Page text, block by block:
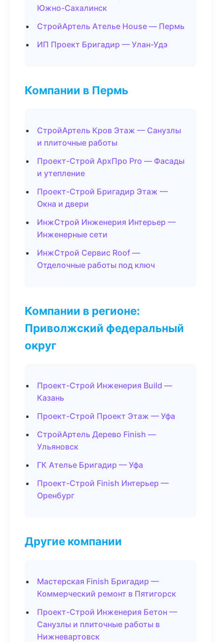
Южно-Сахалинск
СтройАртель Ателье House — Пермь
ИП Проект Бригадир — Улан-Удэ
Компании в Пермь
СтройАртель Кров Этаж — Санузлы
и плиточные работы
Проект-Строй АрхПро Pro — Фасады
и утепление
Проект-Строй Бригадир Этаж —
Окна и двери
ИнжСтрой Инженерия Интерьер —
Инженерные сети
ИнжСтрой Сервис Roof —
Отделочные работы под ключ
Компании в регионе:
Приволжский федеральный
округ
Проект-Строй Инженерия Build —
Казань
Проект-Строй Проект Этаж — Уфа
СтройАртель Дерево Finish —
Ульяновск
ГК Ателье Бригадир — Уфа
Проект-Строй Finish Интерьер —
Оренбург
Другие компании
Мастерская Finish Бригадир —
Коммерческий ремонт в Пятигорск
Проект-Строй Инженерия Бетон —
Санузлы и плиточные работы в
Нижневартовск